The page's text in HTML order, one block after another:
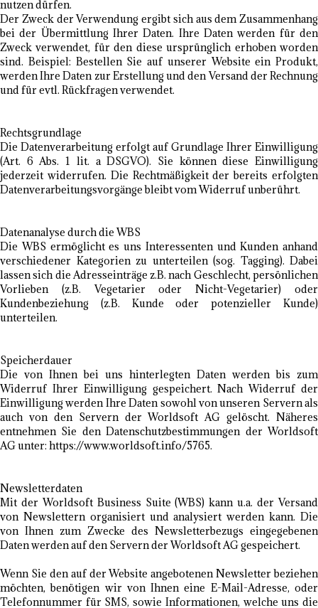
nutzen dürfen.
Der Zweck der Verwendung ergibt sich aus dem Zusammenhang
bei der Übermittlung Ihrer Daten. Ihre Daten werden für den
Zweck verwendet, für den diese ursprünglich erhoben worden
sind. Beispiel: Bestellen Sie auf unserer Website ein Produkt,
werden Ihre Daten zur Erstellung und den Versand der Rechnung
und für evtl. Rückfragen verwendet.
Rechtsgrundlage
Die Datenverarbeitung erfolgt auf Grundlage Ihrer Einwilligung
(Art. 6 Abs. 1 lit. a DSGVO). Sie können diese Einwilligung
jederzeit widerrufen. Die Rechtmäßigkeit der bereits erfolgten
Datenverarbeitungsvorgänge bleibt vom Widerruf unberührt.
Datenanalyse durch die WBS
Die WBS ermöglicht es uns Interessenten und Kunden anhand
verschiedener Kategorien zu unterteilen (sog. Tagging). Dabei
lassen sich die Adresseinträge z.B. nach Geschlecht, persönlichen
Vorlieben (z.B. Vegetarier oder Nicht-Vegetarier) oder
Kundenbeziehung (z.B. Kunde oder potenzieller Kunde)
unterteilen.
Speicherdauer
Die von Ihnen bei uns hinterlegten Daten werden bis zum
Widerruf Ihrer Einwilligung gespeichert. Nach Widerruf der
Einwilligung werden Ihre Daten sowohl von unseren Servern als
auch von den Servern der Worldsoft AG gelöscht. Näheres
entnehmen Sie den Datenschutzbestimmungen der Worldsoft
AG unter: https://www.worldsoft.info/5765.
Newsletterdaten
Mit der Worldsoft Business Suite (WBS) kann u.a. der Versand
von Newslettern organisiert und analysiert werden kann. Die
von Ihnen zum Zwecke des Newsletterbezugs eingegebenen
Daten werden auf den Servern der Worldsoft AG gespeichert.
Wenn Sie den auf der Website angebotenen Newsletter beziehen
möchten, benötigen wir von Ihnen eine E-Mail-Adresse, oder
Telefonnummer für SMS, sowie Informationen, welche uns die